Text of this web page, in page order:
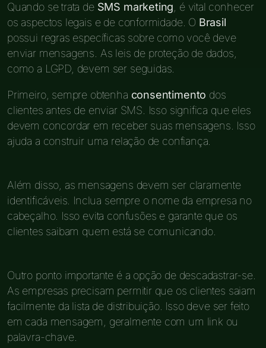
Quando se trata de SMS marketing , é vital conhecer
os aspectos legais e de conformidade. O Brasil
possui regras específicas sobre como você deve
enviar mensagens. As leis de proteção de dados,
como a LGPD, devem ser seguidas.
Primeiro, sempre obtenha consentimento dos
clientes antes de enviar SMS. Isso significa que eles
devem concordar em receber suas mensagens. Isso
ajuda a construir uma relação de confiança.
Além disso, as mensagens devem ser claramente
identificáveis. Inclua sempre o nome da empresa no
cabeçalho. Isso evita confusões e garante que os
clientes saibam quem está se comunicando.
Outro ponto importante é a opção de descadastrar-se.
As empresas precisam permitir que os clientes saiam
facilmente da lista de distribuição. Isso deve ser feito
em cada mensagem, geralmente com um link ou
palavra-chave.